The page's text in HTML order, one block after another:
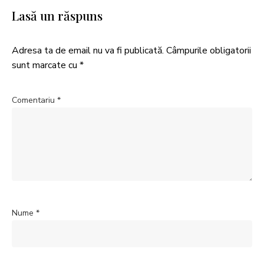
Lasă un răspuns
Adresa ta de email nu va fi publicată. Câmpurile obligatorii
sunt marcate cu *
Comentariu *
Nume *